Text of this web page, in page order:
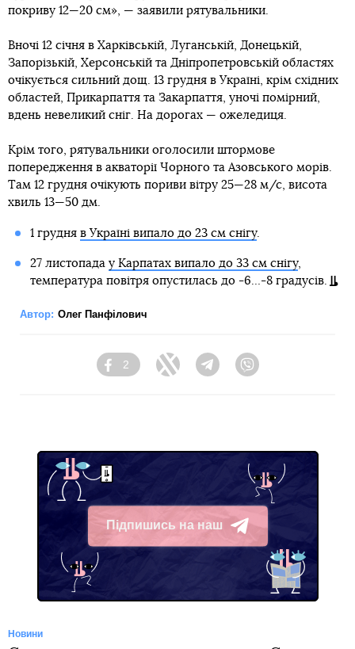
покриву 12—20 см», — заявили рятувальники.
Вночі 12 січня в Харківській, Луганській, Донецькій,
Запорізькій, Херсонській та Дніпропетровській областях
очікується сильний дощ. 13 грудня в Україні, крім східних
областей, Прикарпаття та Закарпаття, уночі помірний,
вдень невеликий сніг. На дорогах — ожеледиця.
Крім того, рятувальники оголосили штормове
попередження в акваторії Чорного та Азовського морів.
Там 12 грудня очікують пориви вітру 25—28 м/с, висота
хвиль 13—50 дм.
1 грудня в Україні випало до 23 см снігу.
27 листопада у Карпатах випало до 33 см снігу,
температура повітря опустилась до -6…-8 градусів.
Автор: Олег Панфілович
Facebook
2
Twitter TelegramViber
Підпишись на наш
Telegram
Новини